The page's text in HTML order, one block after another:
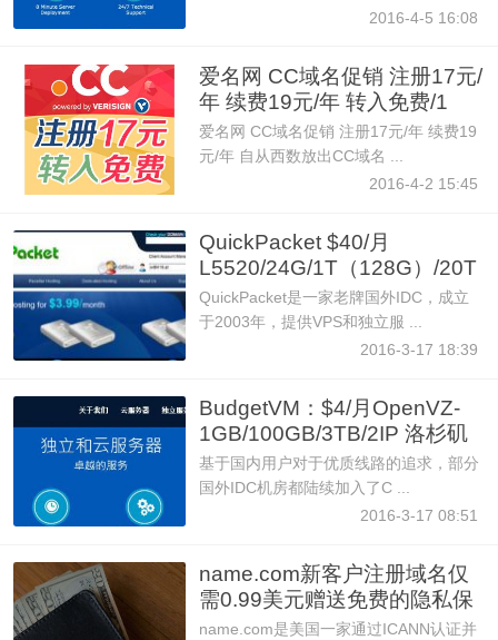
2016-4-5 16:08
爱名网 CC域名促销 注册17元/
年 续费19元/年 转入免费/1
爱名网 CC域名促销 注册17元/年 续费19
元/年 自从西数放出CC域名 ...
2016-4-2 15:45
QuickPacket $40/月
L5520/24G/1T（128G）/20T
1Gbps/5I
QuickPacket是一家老牌国外IDC，成立
于2003年，提供VPS和独立服 ...
2016-3-17 18:39
BudgetVM：$4/月OpenVZ-
1GB/100GB/3TB/2IP 洛杉矶
CN2
基于国内用户对于优质线路的追求，部分
国外IDC机房都陆续加入了C ...
2016-3-17 08:51
name.com新客户注册域名仅
需0.99美元赠送免费的隐私保
护
name.com是美国一家通过ICANN认证并